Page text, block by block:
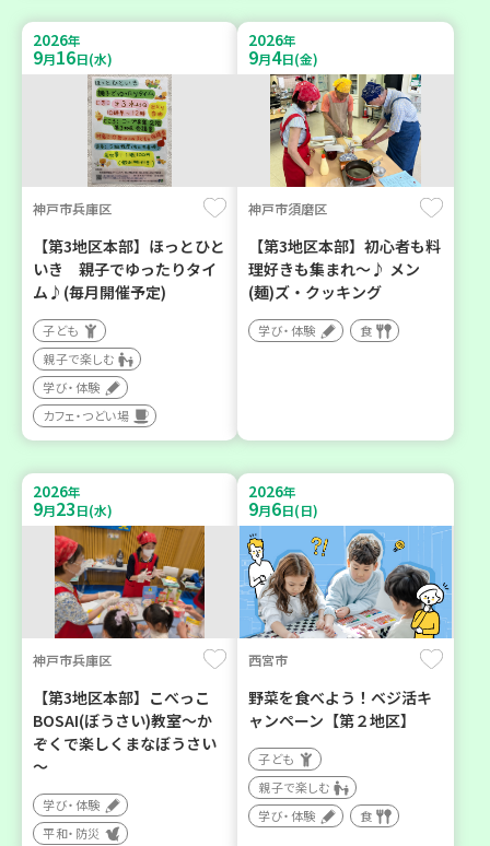
2026年
9月16日(水)
神戸市兵庫区
【第3地区本部】ほっとひと
いき 親子でゆったりタイ
ム♪(毎月開催予定)
子ども
親子で楽しむ
学び・体験
カフェ・つどい場
2026年
9月4日(金)
神戸市須磨区
【第3地区本部】初心者も料
理好きも集まれ～♪ メン
(麺)ズ・クッキング
学び・体験 食
2026年
9月23日(水)
神戸市兵庫区
【第3地区本部】こべっこ
BOSAI(ぼうさい)教室～か
ぞくで楽しくまなぼうさい
～
学び・体験
平和・防災
2026年
9月6日(日)
西宮市
野菜を食べよう！ベジ活キ
ャンペーン【第２地区】
子ども
親子で楽しむ
学び・体験
食